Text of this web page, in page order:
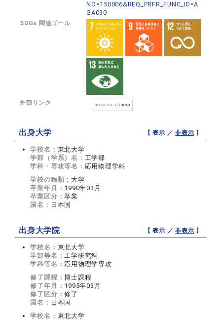
NO=150006&REQ_PRFR_FUNC_ID=A
GA030
SDGs 関連ゴール
外部リンク
出身大学 【 表示 ／非表示 】
学校名： 東北大学
学部（学系）名： 工学部
学科・専攻等名： 応用物理学科
学校の種類： 大学
卒業年月： 1990年03月
卒業区分：卒業
国名： 日本国
出身大学院 【 表示 ／非表示 】
学校名： 東北大学
学部等名：工学研究科
学科等名： 応用物理学専攻
修了課程：博士課程
修了年月： 1995年03月
修了区分：修了
国名： 日本国
学校名： 東北大学